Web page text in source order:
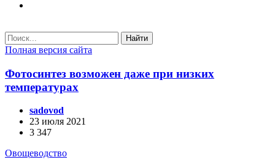
Найти
Полная версия сайта
Фотосинтез возможен даже при низких
температурах
sadovod
23 июля 2021
3 347
Овощеводство